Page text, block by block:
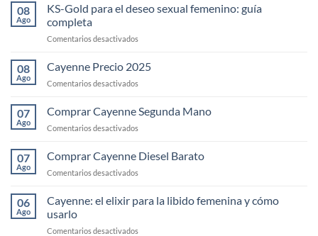
08
Ago
KS-Gold para el deseo sexual femenino: guía
completa
Comentarios desactivados
Gold
para
el
sexual
08
Ago
Cayenne Precio 2025
Comentarios desactivados
Precio
2025
07
Ago
Comprar Cayenne Segunda Mano
Comentarios desactivados
Cayenne
Segunda
Mano
07
Ago
Comprar Cayenne Diesel Barato
Comentarios desactivados
Cayenne
Diesel
06
Ago
Cayenne: el elixir para la libido femenina y cómo
usarlo
Comentarios desactivados